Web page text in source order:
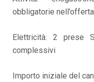
obbligatorie nell’offerta
Elettricità: 2 prese
complessivi
Importo iniziale del